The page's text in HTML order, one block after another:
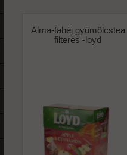
Alma-fahéj gyümölcstea
filteres -loyd